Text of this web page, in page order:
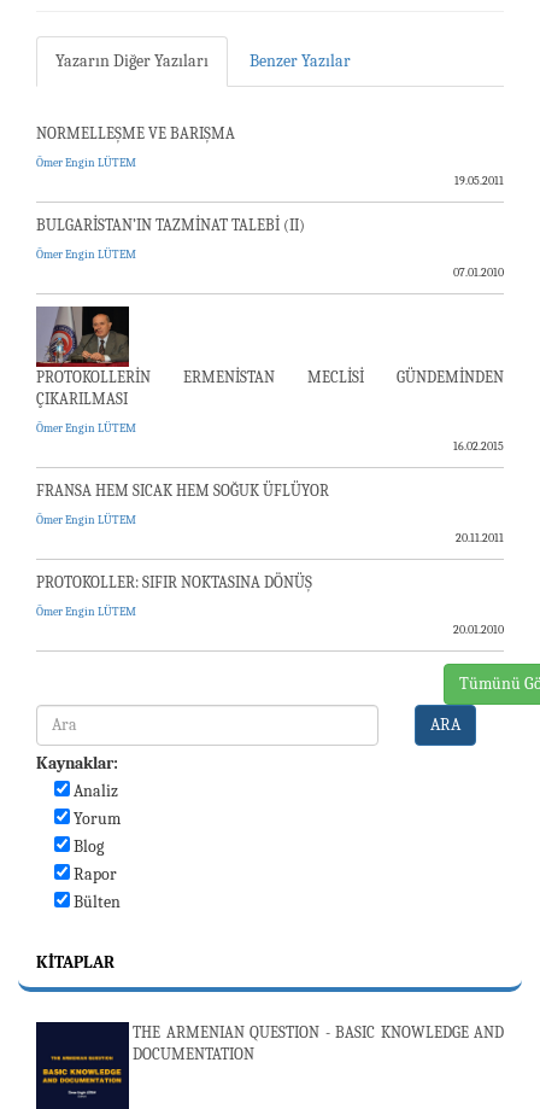
Yazarın Diğer Yazıları Benzer Yazılar
NORMELLEŞME VE BARIŞMA
Ömer Engin LÜTEM
19.05.2011
BULGARİSTAN’IN TAZMİNAT TALEBİ (II)
Ömer Engin LÜTEM
07.01.2010
PROTOKOLLERİN ERMENİSTAN MECLİSİ GÜNDEMİNDEN
ÇIKARILMASI
Ömer Engin LÜTEM
16.02.2015
FRANSA HEM SICAK HEM SOĞUK ÜFLÜYOR
Ömer Engin LÜTEM
20.11.2011
PROTOKOLLER: SIFIR NOKTASINA DÖNÜŞ
Ömer Engin LÜTEM
20.01.2010
Tümünü
ARA
Kaynaklar:
Analiz
Yorum
Blog
Rapor
Bülten
KITAPLAR
THE ARMENIAN QUESTION - BASIC KNOWLEDGE AND
DOCUMENTATION